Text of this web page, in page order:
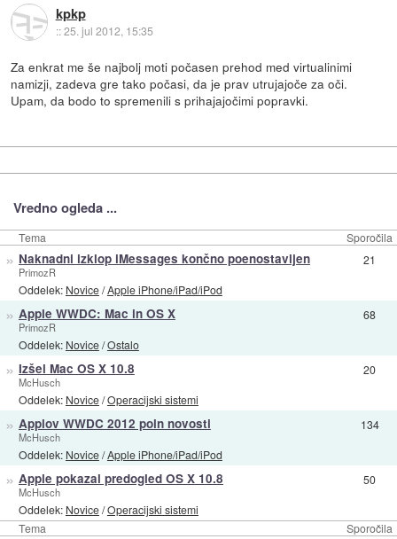
kpkp
::25. jul 2012, 15:35
Za enkrat me še najbolj moti počasen prehod med virtualinimi
namizji, zadeva gre tako počasi, da je prav utrujajoče za oči.
Upam, da bodo to spremenili s prihajajočimi popravki.
Vredno ogleda ...
Tema Sporočila
Tema Sporočila
» Naknadni izklop iMessages končno poenostavljen
PrimozR
Oddelek: Novice/Apple iPhone/iPad/iPod
21
» Apple WWDC: Mac in OS X
PrimozR
Oddelek: Novice/Ostalo
68
» Izšel Mac OS X 10.8
McHusch
Oddelek: Novice/Operacijski sistemi
20
» Applov WWDC 2012 poln novosti
McHusch
Oddelek: Novice/Apple iPhone/iPad/iPod
134
» Apple pokazal predogled OS X 10.8
McHusch
Oddelek: Novice/Operacijski sistemi
50